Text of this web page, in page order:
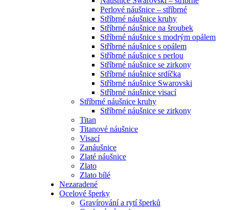
Perlové náušnice – stříbrné
Stříbrné náušnice kruhy
Stříbrné náušnice na šroubek
Stříbrné náušnice s modrým opálem
Stříbrné náušnice s opálem
Stříbrné náušnice s perlou
Stříbrné náušnice se zirkony
Stříbrné náušnice srdíčka
Stříbrné náušnice Swarovski
Stříbrné náušnice visací
Stříbrné náušnice kruhy
Stříbrné náušnice se zirkony
Titan
Titanové náušnice
Visací
Zanáušnice
Zlaté náušnice
Zlato
Zlato bílé
Nezaradené
Ocelové šperky
Gravírování a rytí šperků